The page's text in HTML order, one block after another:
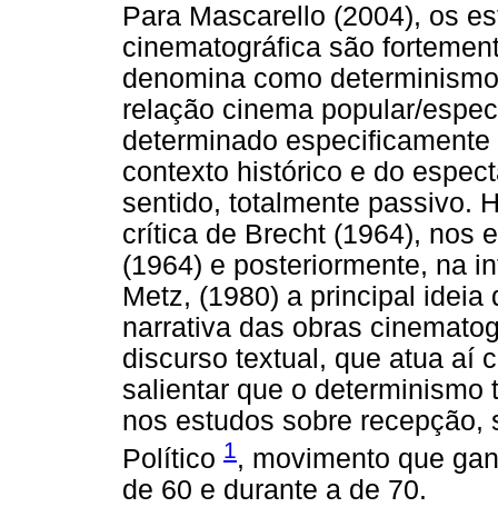
Para Mascarello (2004), os
cinematográfica são
denomina como
relação cinema popular/
determinado
contexto histórico e do
sentido, totalmente passivo.
crítica de Brecht (1964), nos
(1964) e posteriormente, na
Metz, (1980) a principal ideia
narrativa das obras
discurso textual, que atua aí
salientar que o
nos estudos sobre recepção,
Político 1, movimento que
de 60 e durante a de 70.